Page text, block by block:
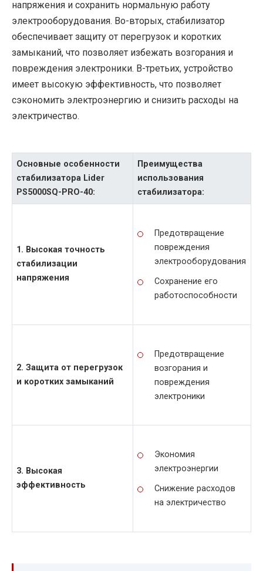
напряжения и сохранить нормальную работу
электрооборудования. Во-вторых, стабилизатор
обеспечивает защиту от перегрузок и коротких
замыканий, что позволяет избежать возгорания и
повреждения электроники. В-третьих, устройство
имеет высокую эффективность, что позволяет
сэкономить электроэнергию и снизить расходы на
электричество.
Основные особенности
стабилизатора Lider
PS5000SQ-PRO-40:
Преимущества
использования
стабилизатора:
1. Высокая точность
стабилизации
напряжения
Предотвращение
повреждения
электрооборудования
Сохранение его
работоспособности
2. Защита от перегрузок
и коротких замыканий
Предотвращение
возгорания и
повреждения
электроники
3. Высокая
эффективность
Экономия
электроэнергии
Снижение расходов
на электричество